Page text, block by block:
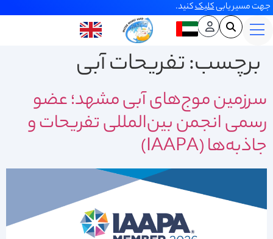
جهت مسیر یابیکلیککنید.
برچسب:تفریحات آبی
سرزمین موج‌های آبی مشهد؛ عضو
رسمی انجمن بین‌المللی تفریحات و
جاذبه‌ها (IAAPA)